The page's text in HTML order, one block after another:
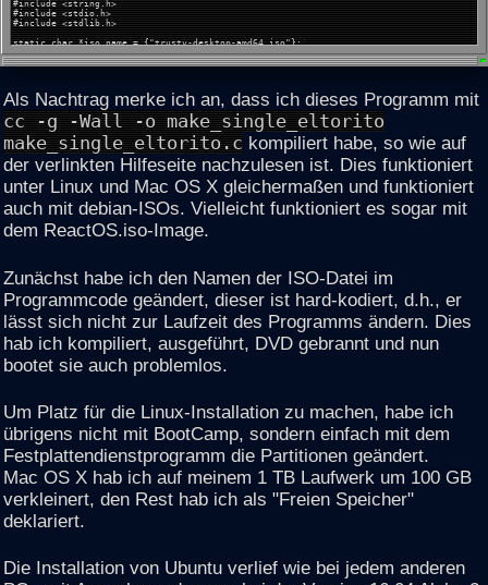
#include <string.h>
#include <stdio.h>
#include <stdlib.h>
static char *iso_name = {"trusty-desktop-amd64.iso"};
int main(int argc, char **argv)
unsigned char buf[2048 - 64];
off_t lba;
size_t buf_size = 2048 - 64;
fd = open(iso_name, O_RDWR);
if (fd == -1)
goto err_ex;
if (lseek(fd, (off_t) 32768 + 2048 + 71, SEEK_SET) == -1)
goto err_ex;
ret = read(fd, buf, 4);
if (ret == -1)
goto err_ex;
if (ret < 4) {
exit(1);
}
memset(buf, 0, buf_size);
if (ret == -1)
goto err_ex;
if (ret < buf_size) {
fprintf(stderr, "Cannot write %d bytes to %s\n", (int) buf_size, iso_name);
exit(1);
}
close(fd);
printf("done\n");
exit(1);
}
Als Nachtrag merke ich an, dass ich dieses Programm mit
cc -g -Wall -o make_single_eltorito
make_single_eltorito.c kompiliert habe, so wie auf
der verlinkten Hilfeseite nachzulesen ist. Dies funktioniert
unter Linux und Mac OS X gleichermaßen und funktioniert
auch mit debian-ISOs. Vielleicht funktioniert es sogar mit
dem ReactOS.iso-Image.
Zunächst habe ich den Namen der ISO-Datei im
Programmcode geändert, dieser ist hard-kodiert, d.h., er
lässt sich nicht zur Laufzeit des Programms ändern. Dies
hab ich kompiliert, ausgeführt, DVD gebrannt und nun
bootet sie auch problemlos.
Um Platz für die Linux-Installation zu machen, habe ich
übrigens nicht mit BootCamp, sondern einfach mit dem
Festplattendienstprogramm die Partitionen geändert.
Mac OS X hab ich auf meinem 1 TB Laufwerk um 100 GB
verkleinert, den Rest hab ich als "Freien Speicher"
deklariert.
Die Installation von Ubuntu verlief wie bei jedem anderen